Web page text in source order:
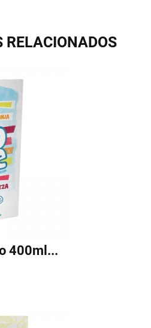
RELACIONADOS
400ml...